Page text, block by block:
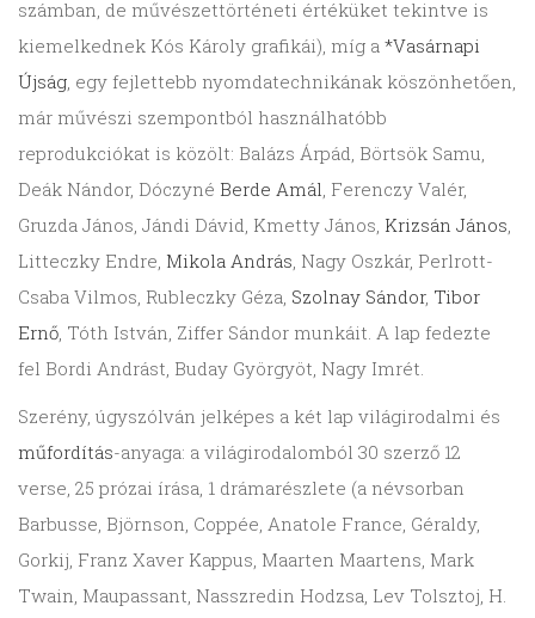
számban, de művészettörténeti értéküket tekintve is
kiemelkednek Kós Károly grafikái), míg a *Vasárnapi
Újság, egy fejlettebb nyomdatechnikának köszönhetően,
már művészi szempontból használhatóbb
reprodukciókat is közölt: Balázs Árpád, Börtsök Samu,
Deák Nándor, Dóczyné Berde Amál, Ferenczy Valér,
Gruzda János, Jándi Dávid, Kmetty János, Krizsán János,
Litteczky Endre, Mikola András, Nagy Oszkár, Perlrott-
Csaba Vilmos, Rubleczky Géza, Szolnay Sándor, Tibor
Ernő, Tóth István, Ziffer Sándor munkáit. A lap fedezte
fel Bordi Andrást, Buday Györgyöt, Nagy Imrét.
Szerény, úgyszólván jelképes a két lap világirodalmi és
műfordítás-anyaga: a világirodalomból 30 szerző 12
verse, 25 prózai írása, 1 drámarészlete (a névsorban
Barbusse, Björnson, Coppée, Anatole France, Géraldy,
Gorkij, Franz Xaver Kappus, Maar­ten Maartens, Mark
Twain, Maupas­sant, Nasszredin Hodzsa, Lev Tolsztoj, H.